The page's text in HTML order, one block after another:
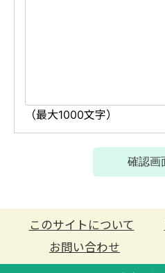
このサイトについて
お問い合わせ